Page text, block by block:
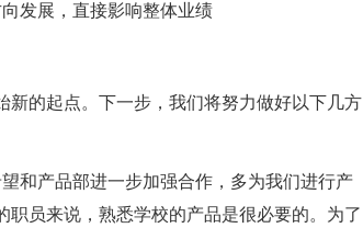
发展，直接影响整体业绩
新的起点。下一步，我们将努力做好以下几方
和产品部进一步加强合作，多为我们进行产
员来说，熟悉学校的产品是很必要的。为了